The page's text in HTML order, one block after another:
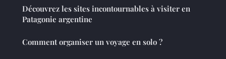
Découvrez les sites incontournables à visiter en
Patagonie argentine
Comment organiser un voyage en solo ?